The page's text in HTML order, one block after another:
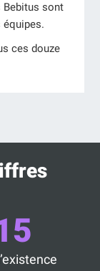
sont
équipes.
ces douze